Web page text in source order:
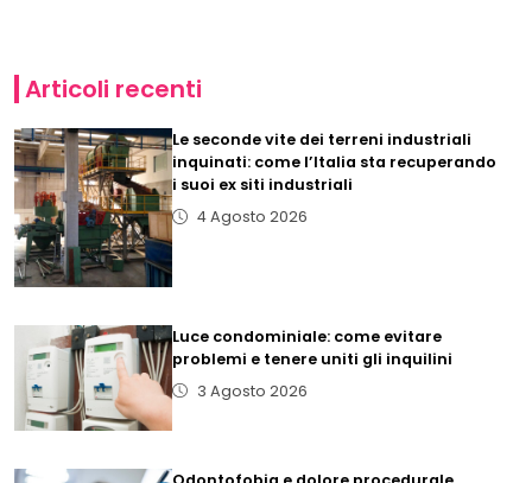
Articoli recenti
Le seconde vite dei terreni industriali
inquinati: come l’Italia sta recuperando
i suoi ex siti industriali
4 Agosto 2026
Luce condominiale: come evitare
problemi e tenere uniti gli inquilini
3 Agosto 2026